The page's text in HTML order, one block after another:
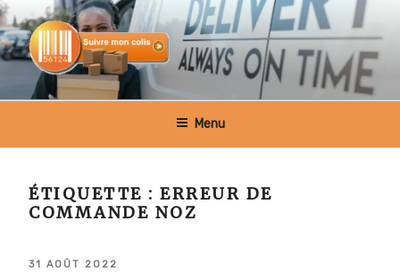
Aller
au
contenu
principal
SUIVRE MON COLIS BELGIQUE
Menu
ÉTIQUETTE :ERREUR DE
COMMANDE NOZ
PUBLIÉ
31 AOÛT 2022